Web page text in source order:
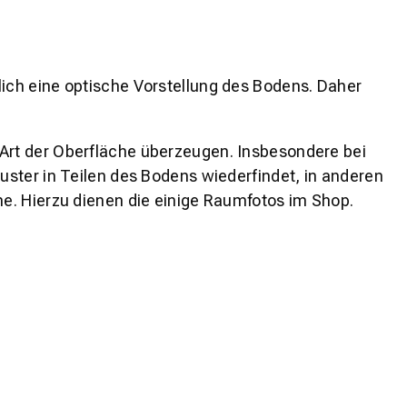
eine optische Vorstellung des Bodens. Daher
der Oberfläche überzeugen. Insbesondere bei
in Teilen des Bodens wiederfindet, in anderen
Hierzu dienen die einige Raumfotos im Shop.